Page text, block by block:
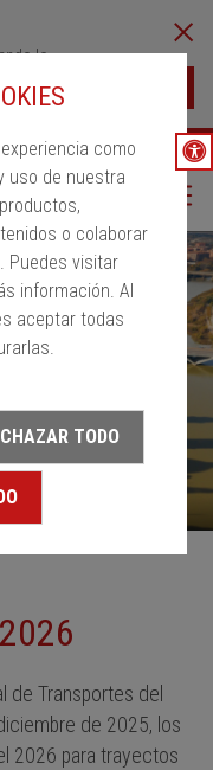
como
uso de nuestra
o colaborar
Puedes visitar
información. Al
aceptar todas
TODO
lo
Ayuda ESP
de Transportes del
de 2025, los
2026 para trayectos